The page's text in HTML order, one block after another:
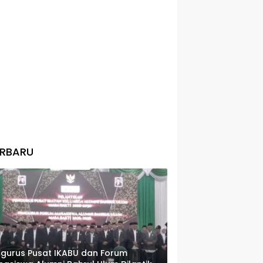
Pusat IKABU dan Forum